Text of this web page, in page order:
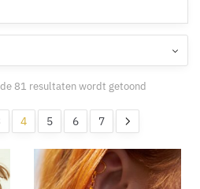
81 resultaten wordt getoondGesorteerd
4 5 6 7